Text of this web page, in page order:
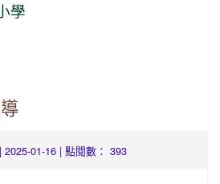
| 2025-01-16 | 點閱數： 393